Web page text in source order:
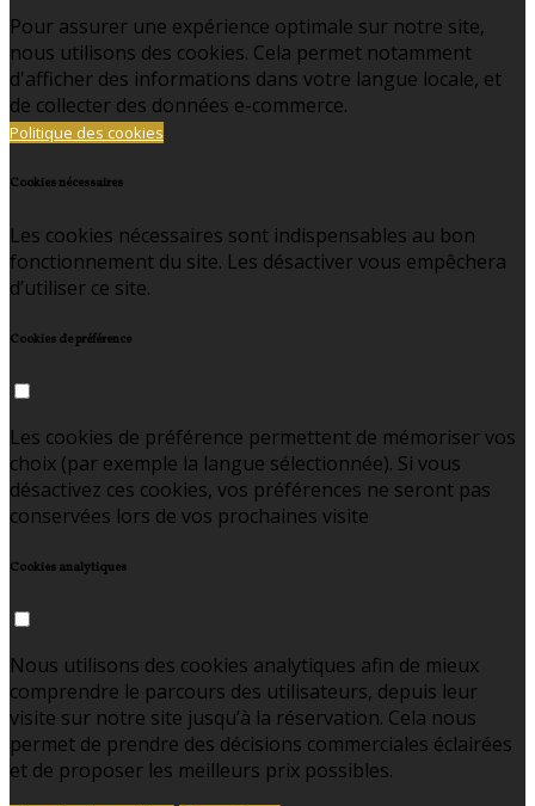
Pour assurer une expérience optimale sur notre site,
nous utilisons des cookies. Cela permet notamment
d'afficher des informations dans votre langue locale, et
de collecter des données e-commerce.
Politique des cookies
Cookies nécessaires
Les cookies nécessaires sont indispensables au bon
fonctionnement du site. Les désactiver vous empêchera
d’utiliser ce site.
Cookies de préférence
Les cookies de préférence permettent de mémoriser vos
choix (par exemple la langue sélectionnée). Si vous
désactivez ces cookies, vos préférences ne seront pas
conservées lors de vos prochaines visite
Cookies analytiques
Nous utilisons des cookies analytiques afin de mieux
comprendre le parcours des utilisateurs, depuis leur
visite sur notre site jusqu’à la réservation. Cela nous
permet de prendre des décisions commerciales éclairées
et de proposer les meilleurs prix possibles.